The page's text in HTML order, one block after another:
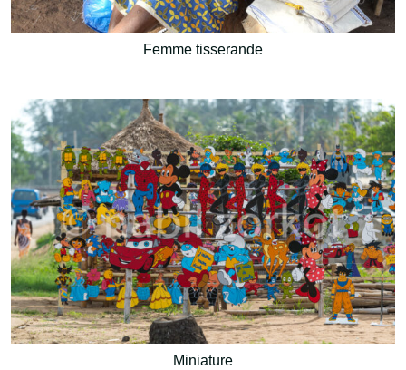
Femme tisserande
Miniature